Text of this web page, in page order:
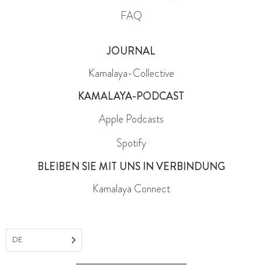
FAQ
JOURNAL
Kamalaya-Collective
KAMALAYA-PODCAST
Apple Podcasts
Spotify
BLEIBEN SIE MIT UNS IN VERBINDUNG
Kamalaya Connect
DE